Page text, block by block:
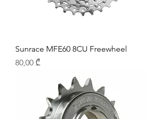
Sunrace MFE60 8CU Freewheel
Price
80,00 ₾